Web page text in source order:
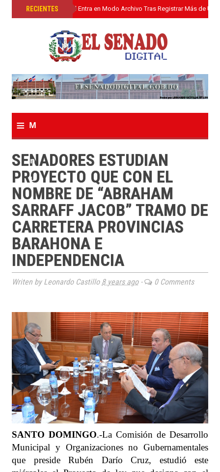
RECIENTES
»El Senado Digital Entra en Modo Archivo Tras Registrar Más de Un
≡ M
e
n
u
SENADORES ESTUDIAN
PROYECTO QUE CON EL
NOMBRE DE “ABRAHAM
SARRAFF JACOB” TRAMO DE
CARRETERA PROVINCIAS
BARAHONA E
INDEPENDENCIA
Writen by Leonardo Castillo 8 years ago- 0 Comments
SANTO DOMINGO.-La Comisión de Desarrollo
Municipal y Organizaciones no Gubernamentales
que preside Rubén Darío Cruz, estudió este